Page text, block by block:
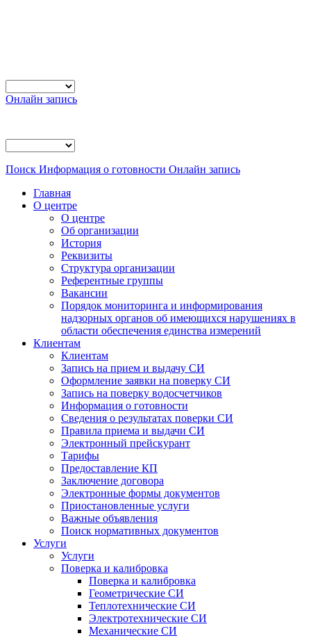
Онлайн запись
Поиск Информация о готовности Онлайн запись
Главная
О центре
О центре
Об организации
История
Реквизиты
Структура организации
Референтные группы
Вакансии
Порядок мониторинга и информирования
надзорных органов об имеющихся нарушениях в
области обеспечения единства измерений
Клиентам
Клиентам
Запись на прием и выдачу СИ
Оформление заявки на поверку СИ
Запись на поверку водосчетчиков
Информация о готовности
Сведения о результатах поверки СИ
Правила приема и выдачи СИ
Электронный прейскурант
Тарифы
Предоставление КП
Заключение договора
Электронные формы документов
Приостановленные услуги
Важные объявления
Поиск нормативных документов
Услуги
Услуги
Поверка и калибровка
Поверка и калибровка
Геометрические СИ
Теплотехнические СИ
Электротехнические СИ
Механические СИ